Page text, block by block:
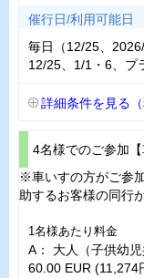
催行日/利用可能日
毎日（12/25、
12/25、1/1・6、プ
詳細条件を見る
4名様でのご参加【
※車いすの方がご参
助するお客様の同行
1名様あたり料金
A： 大人（子供幼児
60.00 EUR (11,274